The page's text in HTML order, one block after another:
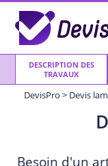
content
DESCRIPTION DES
TRAVAUX
DevisPro > Devis
Besoin d'un